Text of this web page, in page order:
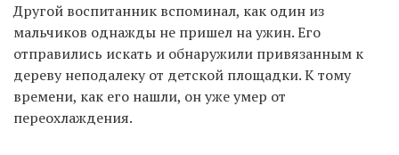
Другой воспитанник вспоминал, как один из
мальчиков однажды не пришел на ужин. Его
отправились искать и обнаружили привязанным к
дереву неподалеку от детской площадки. К тому
времени, как его нашли, он уже умер от
переохлаждения.